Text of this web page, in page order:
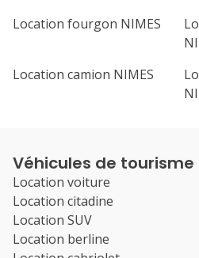
Location fourgon NIMES
Location camion NIMES
Véhicules de tourisme
Location voiture
Location citadine
Location SUV
Location berline